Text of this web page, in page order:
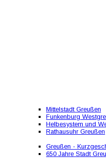
Mittelstadt Greußen
Funkenburg
Helbesystem und
Rathausuhr Greußen
Greußen -
650 Jahre Stadt